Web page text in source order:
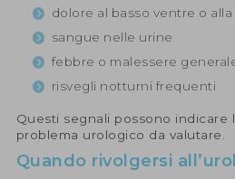
dolore al basso ventre o
sangue nelle urine
febbre o malessere
risvegli notturni frequenti
Questi segnali possono indicare
problema urologico da valutare.
Quando rivolgersi